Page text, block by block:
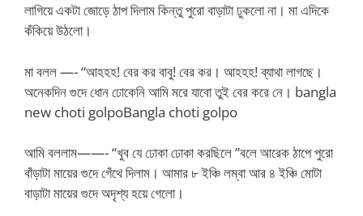
লাগিয়ে একটা জোড়ে ঠাপ দিলাম কিন্তু পুরো বাড়াটা ঢুকলো না। মা এদিকে
কঁকিয়ে উঠলো।
মা বলল —- “আহহহ! বের কর বাবু! বের কর। আহহহ! ব্যাথা লাগছে।
অনেকদিন গুদে ধোন ঢোকেনি আমি মরে যাবো তুই বের করে নে। bangla
new choti golpoBangla choti golpo
আমি বললাম——- “খুব যে ঢোকা ঢোকা করছিলে ”বলে আরেক ঠাপে পুরো
বাঁড়াটা মায়ের গুদে গেঁথে দিলাম। আমার ৮ ইঞ্চি লম্বা আর ৪ ইঞ্চি মোটা
বাড়াটা মায়ের গুদে অদৃশ্য হয়ে গেলো।